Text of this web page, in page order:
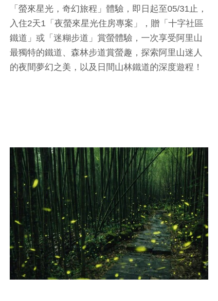
「螢來星光，奇幻旅程」體驗，即日起至05/31止，
入住2天1「夜螢來星光住房專案」，贈「十字社區
鐵道」或「迷糊步道」賞螢體驗，一次享受阿里山
最獨特的鐵道、森林步道賞螢趣，探索阿里山迷人
的夜間夢幻之美，以及日間山林鐵道的深度遊程！